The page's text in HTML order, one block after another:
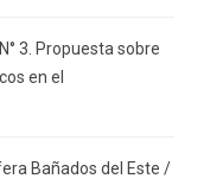
3. Propuesta sobre
en el
Bañados del Este /